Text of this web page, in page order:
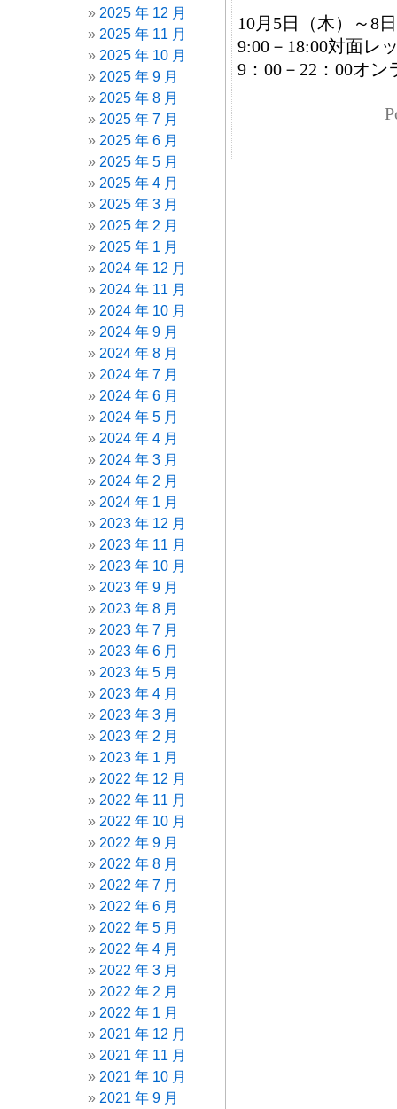
2025 年 12 月
2025 年 11 月
2025 年 10 月
2025 年 9 月
2025 年 8 月
2025 年 7 月
2025 年 6 月
2025 年 5 月
2025 年 4 月
2025 年 3 月
2025 年 2 月
2025 年 1 月
2024 年 12 月
2024 年 11 月
2024 年 10 月
2024 年 9 月
2024 年 8 月
2024 年 7 月
2024 年 6 月
2024 年 5 月
2024 年 4 月
2024 年 3 月
2024 年 2 月
2024 年 1 月
2023 年 12 月
2023 年 11 月
2023 年 10 月
2023 年 9 月
2023 年 8 月
2023 年 7 月
2023 年 6 月
2023 年 5 月
2023 年 4 月
2023 年 3 月
2023 年 2 月
2023 年 1 月
2022 年 12 月
2022 年 11 月
2022 年 10 月
2022 年 9 月
2022 年 8 月
2022 年 7 月
2022 年 6 月
2022 年 5 月
2022 年 4 月
2022 年 3 月
2022 年 2 月
2022 年 1 月
2021 年 12 月
2021 年 11 月
2021 年 10 月
2021 年 9 月
10月5日（木）～8
9:00－18:00対面レ
9：00－22：00オ